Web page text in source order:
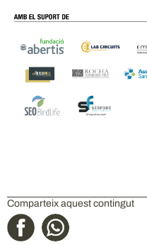
Comparteix aquest contingut